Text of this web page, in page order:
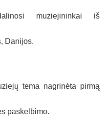
muziejininkai iš
Danijos.
tema nagrinėta pirmą
paskelbimo.